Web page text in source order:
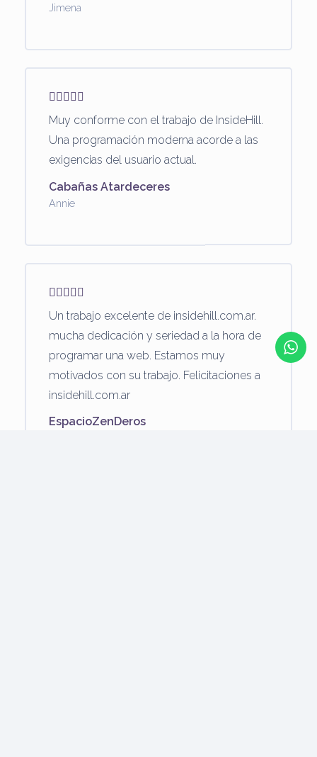
Jimena
Muy conforme con el trabajo de InsideHill.
Una programación moderna acorde a las
exigencias del usuario actual.
Cabañas Atardeceres
Annie
Un trabajo excelente de insidehill.com.ar.
mucha dedicación y seriedad a la hora de
programar una web. Estamos muy
motivados con su trabajo. Felicitaciones a
insidehill.com.ar
EspacioZenDeros